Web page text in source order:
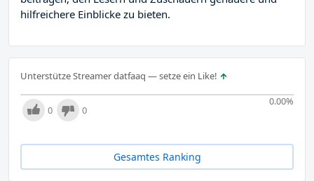
hilfreichere Einblicke zu bieten.
Unterstütze Streamer datfaaq — setze ein Like!
0.00%
0 0
Gesamtes Ranking